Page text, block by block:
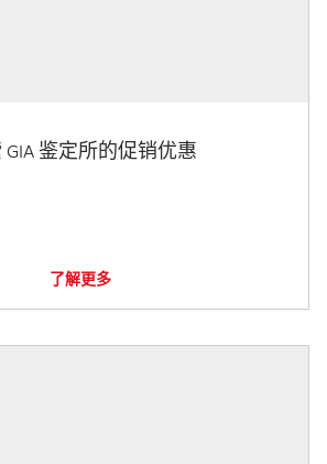
GIA 鉴定所的促销优惠
了解更多